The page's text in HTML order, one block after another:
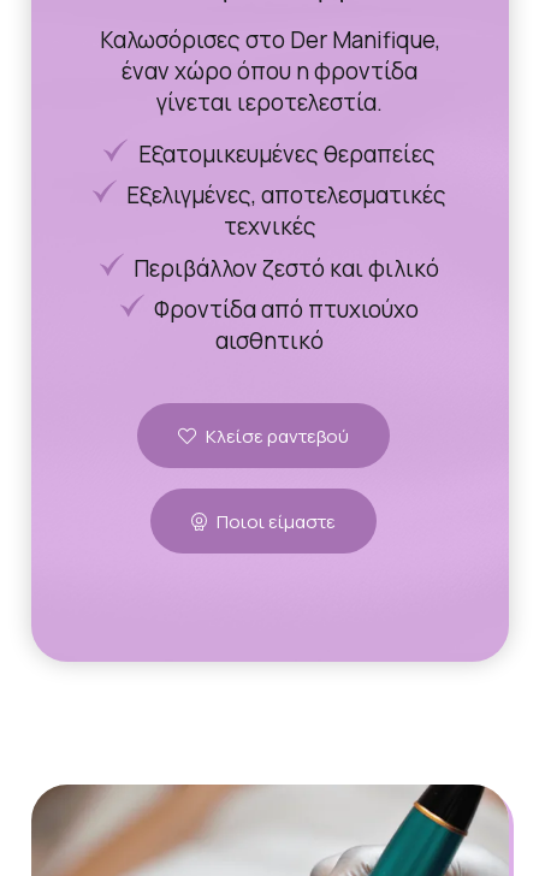
Καλωσόρισες στο Der Manifique,
έναν χώρο όπου η φροντίδα
γίνεται ιεροτελεστία.
Εξατομικευμένες θεραπείες
Εξελιγμένες, αποτελεσματικές
τεχνικές
Περιβάλλον ζεστό και φιλικό
Φροντίδα από πτυχιούχο
αισθητικό
Κλείσε ραντεβού
Ποιοι είμαστε